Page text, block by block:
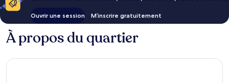
Ouvrir une session M’inscrire gratuitement
À propos du quartier